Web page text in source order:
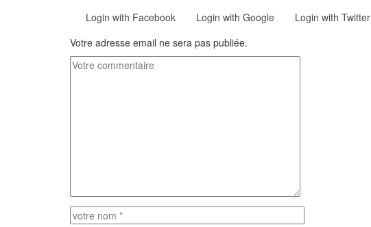
Login with Facebook
Login with Google
Login with Twitter
Votre adresse email ne sera pas publiée.